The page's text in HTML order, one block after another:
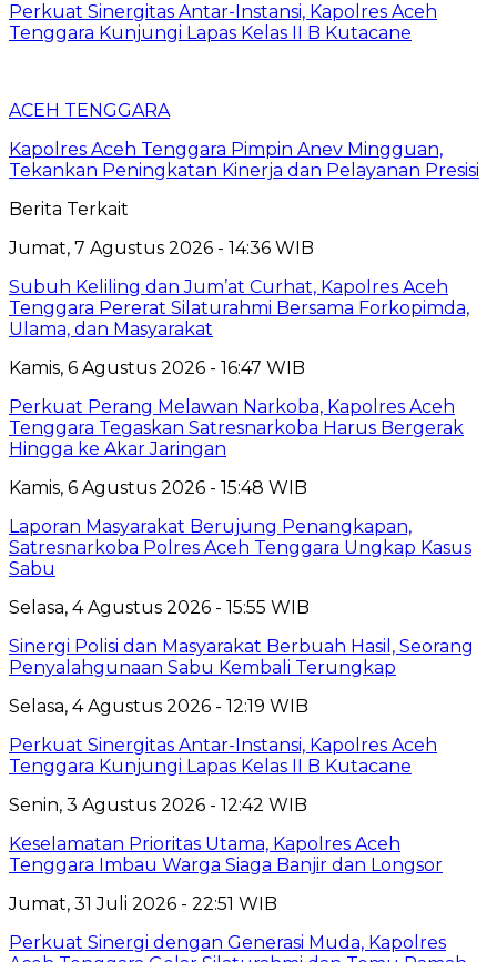
Perkuat Sinergitas Antar-Instansi, Kapolres Aceh
Tenggara Kunjungi Lapas Kelas II B Kutacane
ACEH TENGGARA
Kapolres Aceh Tenggara Pimpin Anev Mingguan,
Tekankan Peningkatan Kinerja dan Pelayanan Presisi
Berita Terkait
Jumat, 7 Agustus 2026 - 14:36 WIB
Subuh Keliling dan Jum’at Curhat, Kapolres Aceh
Tenggara Pererat Silaturahmi Bersama Forkopimda,
Ulama, dan Masyarakat
Kamis, 6 Agustus 2026 - 16:47 WIB
Perkuat Perang Melawan Narkoba, Kapolres Aceh
Tenggara Tegaskan Satresnarkoba Harus Bergerak
Hingga ke Akar Jaringan
Kamis, 6 Agustus 2026 - 15:48 WIB
Laporan Masyarakat Berujung Penangkapan,
Satresnarkoba Polres Aceh Tenggara Ungkap Kasus
Sabu
Selasa, 4 Agustus 2026 - 15:55 WIB
Sinergi Polisi dan Masyarakat Berbuah Hasil, Seorang
Penyalahgunaan Sabu Kembali Terungkap
Selasa, 4 Agustus 2026 - 12:19 WIB
Perkuat Sinergitas Antar-Instansi, Kapolres Aceh
Tenggara Kunjungi Lapas Kelas II B Kutacane
Senin, 3 Agustus 2026 - 12:42 WIB
Keselamatan Prioritas Utama, Kapolres Aceh
Tenggara Imbau Warga Siaga Banjir dan Longsor
Jumat, 31 Juli 2026 - 22:51 WIB
Perkuat Sinergi dengan Generasi Muda, Kapolres